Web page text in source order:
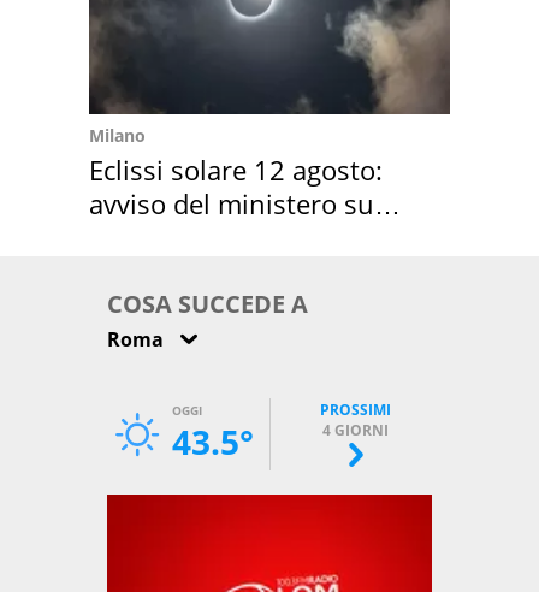
Milano
Eclissi solare 12 agosto:
avviso del ministero su